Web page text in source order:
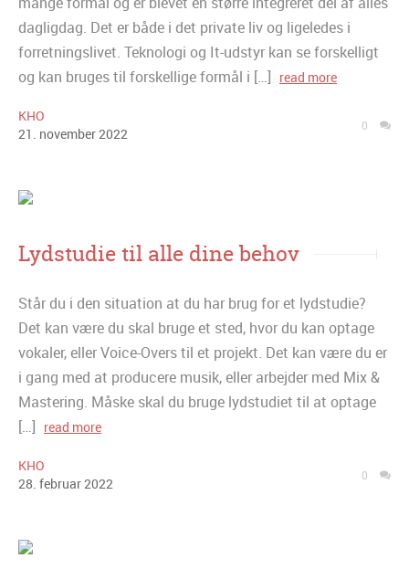
dagligdag. Det er både i det private liv og ligeledes i
forretningslivet. Teknologi og It-udstyr kan se forskelligt
og kan bruges til forskellige formål i […] read more
KHO
21 . november2022 0
Lydstudie til alle dine behov
Står du i den situation at du har brug for et lydstudie?
Det kan være du skal bruge et sted, hvor du kan optage
vokaler, eller Voice-Overs til et projekt. Det kan være du er
i gang med at producere musik, eller arbejder med Mix &
Mastering. Måske skal du bruge lydstudiet til at optage
[…] read more
KHO
28. februar2022 0